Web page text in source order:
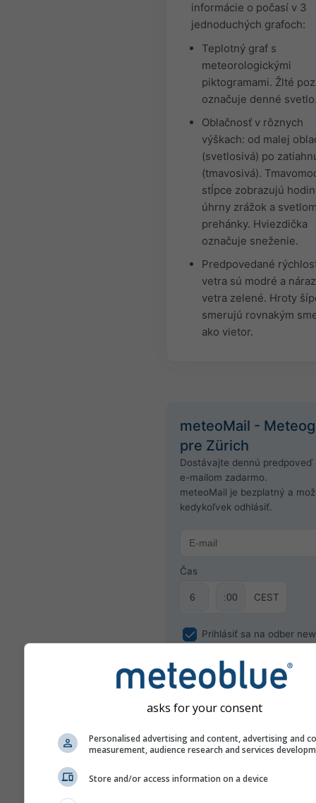
informácie o počasí v 3
jednoduchých grafoch:
Teplotný graf s
meteorologickými
piktogramami. Žlté
označuje denné
Oblačnosť v rôznych
výškach: od malej
(svetlosivá) po
(tmavosivá).
stĺpce zobrazujú
úhrny zrážok a
prehánky. Hviezdička
označuje sneženie.
Predpovedané
vetra sú modré a
vetra zelené. Hroty
smerujú rovnakým
ako vietor.
meteoMail -
pre Zürich
Dostávajte dennú predpoveď
e-mailom zadarmo.
meteoMail je bezplatný a
kedykoľvek odhlásiť.
Čas
CEST
Prihlásiť sa na odber
asks for your consent
Personalised advertising and content, advertising and
measurement, audience research and services
Store and/or access information on a device